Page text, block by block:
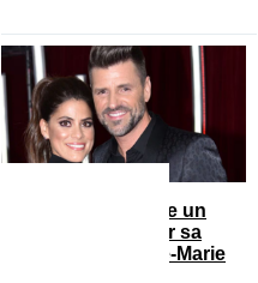
Marc Dupré dévoile un
nouvel élément sur sa
rupture avec Anne-Marie